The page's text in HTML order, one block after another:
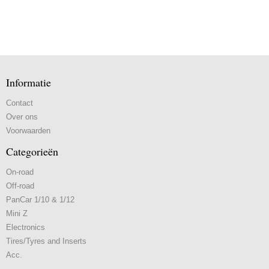
Informatie
Contact
Over ons
Voorwaarden
Categorieën
On-road
Off-road
PanCar 1/10 & 1/12
Mini Z
Electronics
Tires/Tyres and Inserts
Acc.